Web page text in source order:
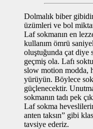
Dolmalık biber
üzümleri ve bol
Laf sokmanın en
kullanım ömrü
oluştuğunda çat diye
geçmiş ola. Lafı
slow motion modda,
yürüyün. Böylece
güçlenecektir.
sokmanın tadı pek
Laf sokma
anten taksın” gibi
tavsiye ederiz.